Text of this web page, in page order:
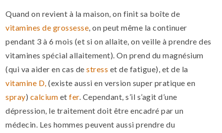
Quand on revient à la maison, on finit sa boîte de
vitamines de grossesse, on peut même la continuer
pendant 3 à 6 mois (et si on allaite, on veille à prendre des
vitamines spécial allaitement). On prend du magnésium
(qui va aider en cas destress et de fatigue), et de la
vitamine D, (existe aussi en version super pratique en
spray) calcium etfer. Cependant, s’il s’agit d’une
dépression, le traitement doit être encadré par un
médecin. Les hommes peuvent aussi prendre du